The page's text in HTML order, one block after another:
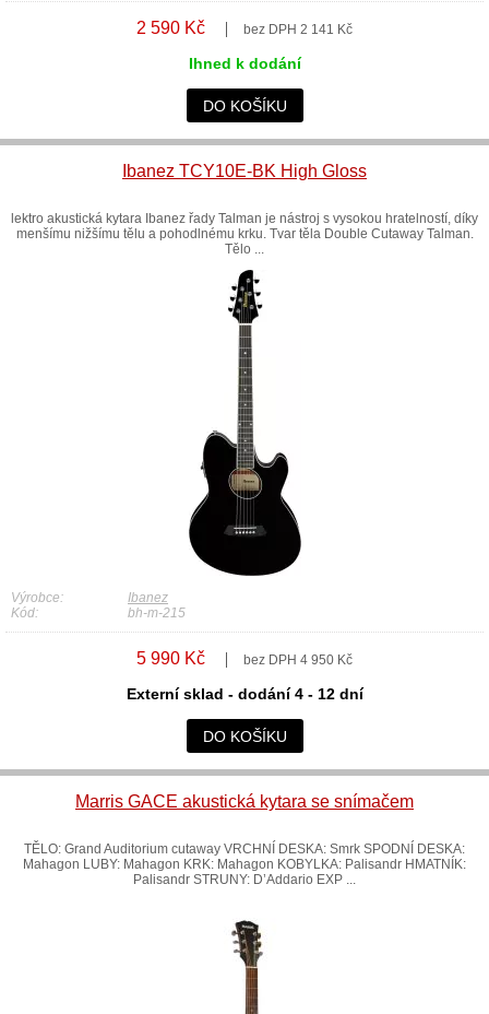
2 590 Kč bez DPH 2 141 Kč
Ihned k dodání
DO KOŠÍKU
Ibanez TCY10E-BK High Gloss
lektro akustická kytara Ibanez řady Talman je nástroj s vysokou hratelností, díky
menšímu nižšímu tělu a pohodlnému krku. Tvar těla Double Cutaway Talman.
Tělo ...
Výrobce:
Ibanez
Kód:
bh-m-215
5 990 Kč bez DPH 4 950 Kč
Externí sklad - dodání 4 - 12 dní
DO KOŠÍKU
Marris GACE akustická kytara se snímačem
TĚLO: Grand Auditorium cutaway VRCHNÍ DESKA: Smrk SPODNÍ DESKA:
Mahagon LUBY: Mahagon KRK: Mahagon KOBYLKA: Palisandr HMATNÍK:
Palisandr STRUNY: D’Addario EXP ...